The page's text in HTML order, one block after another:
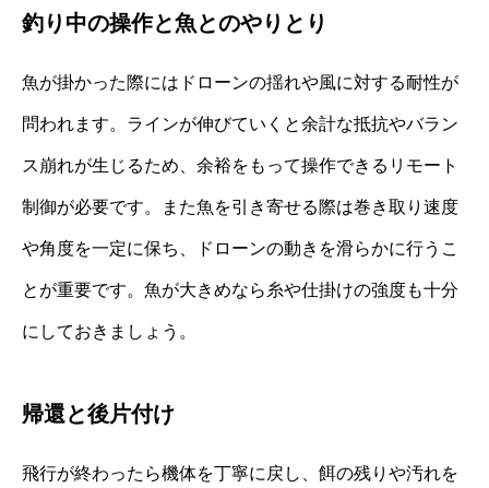
釣り中の操作と魚とのやりとり
魚が掛かった際にはドローンの揺れや風に対する耐性が
問われます。ラインが伸びていくと余計な抵抗やバラン
ス崩れが生じるため、余裕をもって操作できるリモート
制御が必要です。また魚を引き寄せる際は巻き取り速度
や角度を一定に保ち、ドローンの動きを滑らかに行うこ
とが重要です。魚が大きめなら糸や仕掛けの強度も十分
にしておきましょう。
帰還と後片付け
飛行が終わったら機体を丁寧に戻し、餌の残りや汚れを